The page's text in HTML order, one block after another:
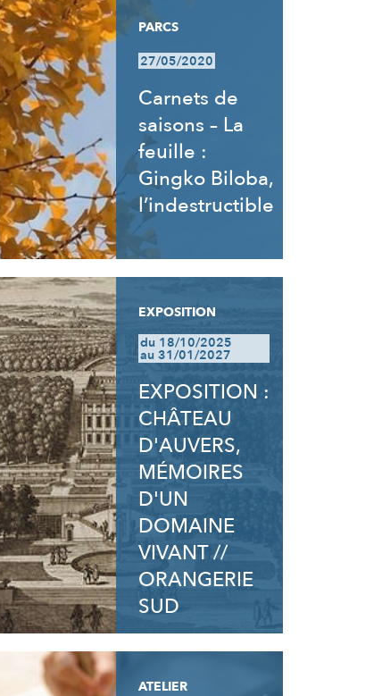
PARCS
27/05/2020
Carnets de
saisons – La
feuille :
Gingko Biloba,
l’indestructible
EXPOSITION
du 18/10/2025
au 31/01/2027
EXPOSITION :
CHÂTEAU
D'AUVERS,
MÉMOIRES
D'UN
DOMAINE
VIVANT //
ORANGERIE
SUD
ATELIER